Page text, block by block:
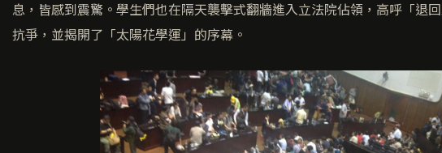
息，皆感到震驚。學生們也在隔天襲擊式翻牆進入立法院佔領，高呼「退
抗爭，並揭開了「太陽花學運」的序幕。